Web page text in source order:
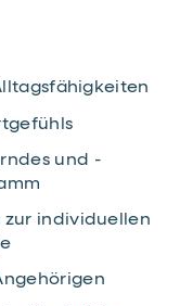
und
zur individuellen